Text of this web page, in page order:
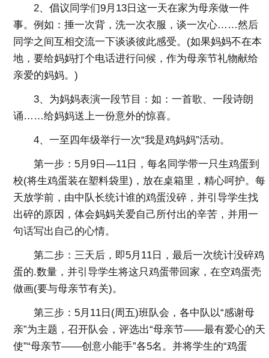
2、倡议同学们9月13日这一天在家为母亲做一件
事。例如：捶一次背，洗一次衣服，谈一次心……然后
同学之间互相交流一下谈谈彼此感受。(如果妈妈不在本
地，要给妈妈打个电话进行问候，作为母亲节礼物献给
亲爱的妈妈。)
3、为妈妈表演一段节目：如：一首歌、一段诗朗
诵……给妈妈送上一份意外的惊喜。
4、一至四年级举行一次“我是鸡妈妈”活动。
第一步：5月9日—11日，每名同学带一只生鸡蛋到
校(将生鸡蛋装在塑料袋里)，放在桌箱里，精心呵护。每
天放学前，由中队长统计谁的鸡蛋没碎，并引导学生找
出碎的原因，体会妈妈关爱自己所付出的辛苦，并用一
句话写出自己的心情。
第二步：三天后，即5月11日，最后一次统计没碎鸡
蛋的.数量，并引导学生将这只鸡蛋带回家，在空鸡蛋壳
做画(要与母亲节有关)。
第三步：5月11日(周五)班队会，各中队以“感谢母
亲”为主题，召开队会，评选出“母亲节——最有爱心的天
使”“母亲节——创意小能手”各5名。并将学生的“鸡蛋